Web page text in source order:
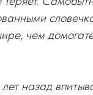
чем
назад